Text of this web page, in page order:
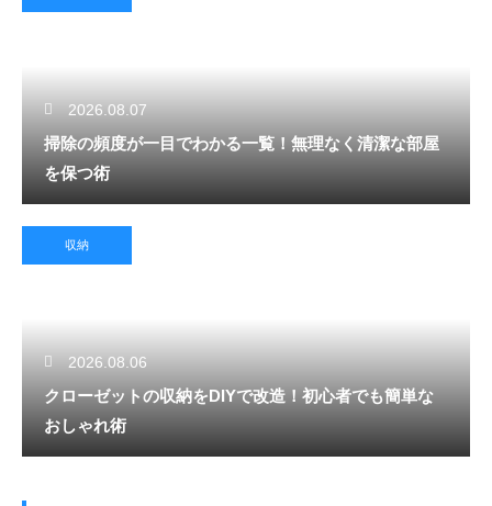
2026.08.07
掃除の頻度が一目でわかる一覧！無理なく清潔な部屋
を保つ術
収納
2026.08.06
クローゼットの収納をDIYで改造！初心者でも簡単な
おしゃれ術